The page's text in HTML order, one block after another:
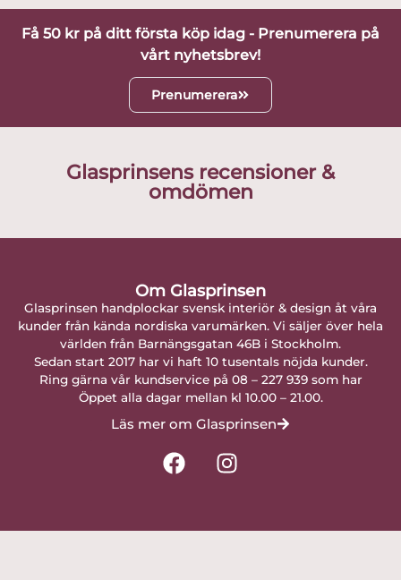
Få 50 kr på ditt första köp idag - Prenumerera på
vårt nyhetsbrev!
Prenumerera
Glasprinsens recensioner &
omdömen
Om Glasprinsen
Glasprinsen handplockar svensk interiör & design åt våra
kunder från kända nordiska varumärken. Vi säljer över hela
världen från Barnängsgatan 46B i Stockholm.
Sedan start 2017 har vi haft 10 tusentals nöjda kunder.
Ring gärna vår kundservice på 08 – 227 939 som har
Öppet alla dagar mellan kl 10.00 – 21.00.
Läs mer om Glasprinsen
F
a
I
n